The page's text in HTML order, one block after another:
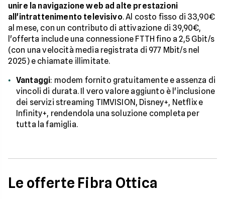
unire la navigazione web ad alte prestazioni
all'intrattenimento televisivo. Al costo fisso di 33,90€
al mese, con un contributo di attivazione di 39,90€,
l'offerta include una connessione FTTH fino a 2,5 Gbit/s
(con una velocità media registrata di 977 Mbit/s nel
2025) e chiamate illimitate.
Vantaggi: modem fornito gratuitamente e assenza di
vincoli di durata. Il vero valore aggiunto è l'inclusione
dei servizi streaming TIMVISION, Disney+, Netflix e
Infinity+, rendendola una soluzione completa per
tutta la famiglia.
Le offerte Fibra Ottica